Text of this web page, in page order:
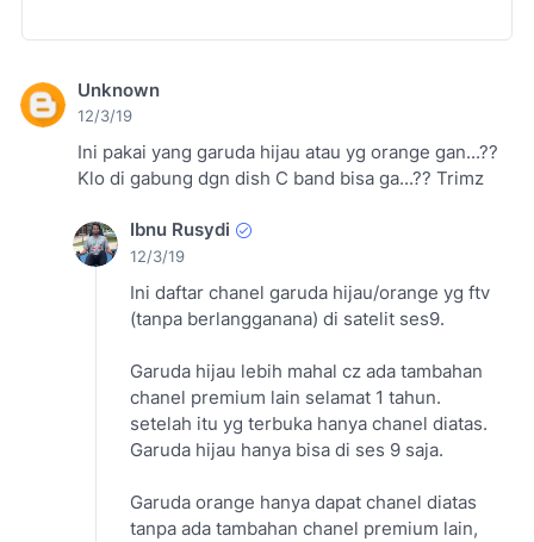
Unknown
12/3/19
Ini pakai yang garuda hijau atau yg orange gan...??
Klo di gabung dgn dish C band bisa ga...?? Trimz
Ibnu Rusydi
12/3/19
Ini daftar chanel garuda hijau/orange yg ftv
(tanpa berlangganana) di satelit ses9.
Garuda hijau lebih mahal cz ada tambahan
chanel premium lain selamat 1 tahun.
setelah itu yg terbuka hanya chanel diatas.
Garuda hijau hanya bisa di ses 9 saja.
Garuda orange hanya dapat chanel diatas
tanpa ada tambahan chanel premium lain,